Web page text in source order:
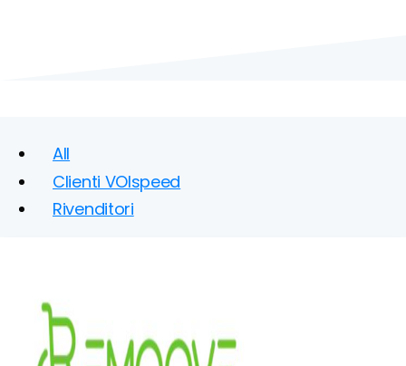
All
Clienti VOIspeed
Rivenditori